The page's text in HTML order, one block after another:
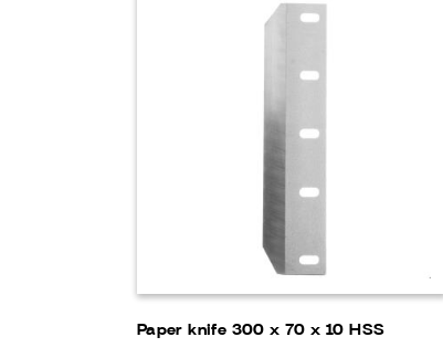
Paper knife 300 x 70 x 10 HSS